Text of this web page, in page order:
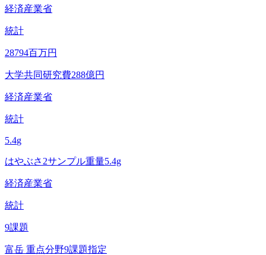
経済産業省
統計
28794百万円
大学共同研究費288億円
経済産業省
統計
5.4g
はやぶさ2サンプル重量5.4g
経済産業省
統計
9課題
富岳 重点分野9課題指定